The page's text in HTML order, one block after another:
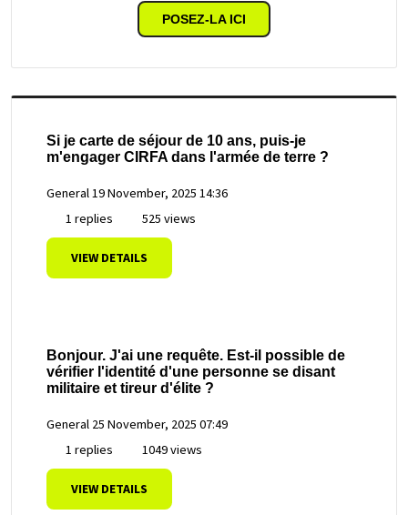
POSEZ-LA ICI
Si je carte de séjour de 10 ans, puis-je
m'engager CIRFA dans l'armée de terre ?
General19 November, 2025 14:36
1 replies
525 views
VIEW DETAILS
Bonjour. J'ai une requête. Est-il possible de
vérifier l'identité d'une personne se disant
militaire et tireur d'élite ?
General 25 November, 2025 07:49
1 replies
1049 views
VIEW DETAILS